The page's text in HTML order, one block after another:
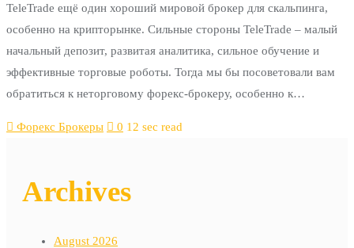
TeleTrade ещё один хороший мировой брокер для скальпинга,
особенно на крипторынке. Сильные стороны TeleTrade – малый
начальный депозит, развитая аналитика, сильное обучение и
эффективные торговые роботы. Тогда мы бы посоветовали вам
обратиться к неторговому форекс-брокеру, особенно к…
Форекс Брокеры 0 12 sec read
Archives
August 2026